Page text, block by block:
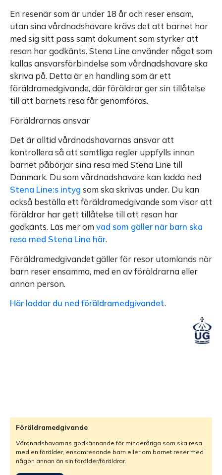
En resenär som är under 18 år och reser ensam,
utan sina vårdnadshavare krävs det att barnet har
med sig sitt pass samt dokument som styrker att
resan har godkänts. Stena Line använder något som
kallas ansvarsförbindelse som vårdnadshavare ska
skriva på. Detta är en handling som är ett
föräldramedgivande, där föräldrar ger sin tillåtelse
till att barnets resa får genomföras.
Föräldrarnas ansvar
Det är alltid vårdnadshavarnas ansvar att
kontrollera så att samtliga regler uppfylls innan
barnet påbörjar sina resa med Stena Line till
Danmark. Du som vårdnadshavare kan ladda ned
Stena Line:s intyg som ska skrivas under. Du kan
också beställa ett föräldramedgivande som visar att
föräldrar har gett tillåtelse till att resan har
godkänts. Läs mer om vad som gäller när barn ska
resa med Stena Line här.
Föräldramedgivandet gäller för resor utomlands när
barn reser ensamma, med en av föräldrarna eller
annan person.
Här laddar du ned föräldramedgivandet.
Föräldramedgivande
Vårdnadshavarnas godkännande för minderåriga som ska resa
med en förälder, ensamresande barn eller om barnet reser med
någon annan än sin förälder/föräldrar.